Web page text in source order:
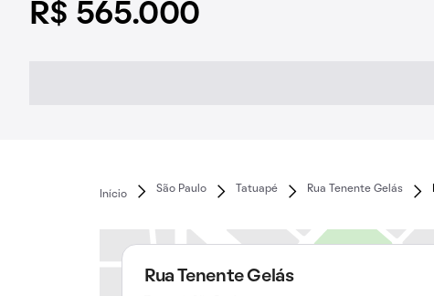
R$ 565.000
Início
São Paulo Tatuapé Rua Tenente Gelás
Rua Tenente Gelás